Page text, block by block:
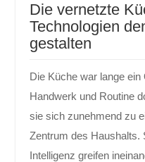
Die vernetzte
Technologien
gestalten
Die Küche war lange
Handwerk und Routine
sie sich zunehmend zu
Zentrum des Haushalts.
Intelligenz greifen